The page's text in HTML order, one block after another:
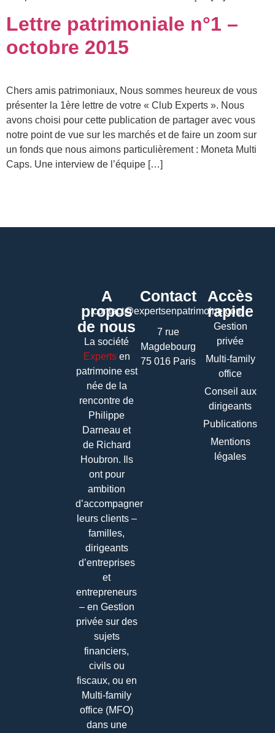
Lettre patrimoniale n°1 –
octobre 2015
Chers amis patrimoniaux, Nous sommes heureux de vous
présenter la 1ère lettre de votre « Club Experts ». Nous
avons choisi pour cette publication de partager avec vous
notre point de vue sur les marchés et de faire un zoom sur
un fonds que nous aimons particulièrement : Moneta Multi
Caps. Une interview de l’équipe […]
A
propos
de nous
La société
Expertsen
patrimoine est
née de la
rencontre de
Philippe
Darneau et
de Richard
Houbron. Ils
ont pour
ambition
d’accompagner
leurs clients –
familles,
dirigeants
d’entreprises
et
entrepreneurs
– en Gestion
privée sur des
sujets
financiers,
civils ou
fiscaux, ou en
Multi-family
office (MFO)
dans une
Contact
contact@expertsenpatrimoine.com
7 rue
Magdebourg
75 016 Paris
Accès
rapide
Gestion
privée
Multi-family
office
Conseil aux
dirigeants
Publications
Mentions
légales